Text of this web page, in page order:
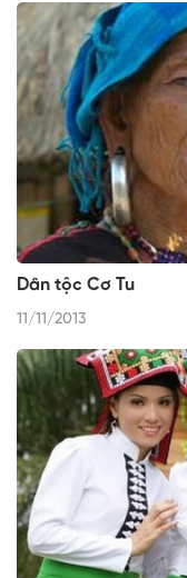
Dân tộc Cơ Tu
11/11/2013